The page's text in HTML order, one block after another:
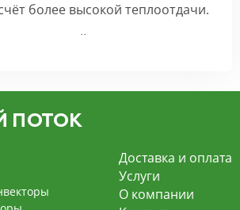
более высокой теплоотдачи.
конвектор
на 24В подходит для
и бесшумно работает.
За счет тангенциального
принудительную
Доставка и оплата
Услуги
О компании